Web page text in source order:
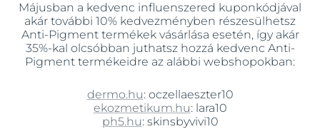
Májusban a kedvenc influenszered kuponkódjával
akár további 10% kedvezményben részesülhetsz
Anti-Pigment termékek vásárlása esetén, így akár
35%-kal olcsóbban juthatsz hozzá kedvenc Anti-
Pigment termékeidre az alábbi webshopokban:
dermo.hu: oczellaeszter10
ekozmetikum.hu: lara10
ph5.hu: skinsbyvivi10